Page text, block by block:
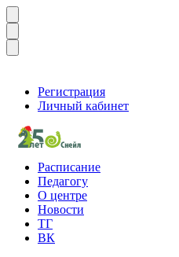
Регистрация
Личный кабинет
Расписание
Педагогу
О центре
Новости
ТГ
ВК